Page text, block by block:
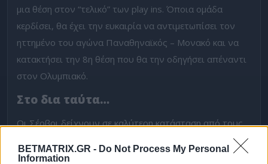
BETMATRIX.GR - Do Not Process My Personal
Information
μια θέση στον “τελικό” των play ins. Όποια ομάδα
κερδίσει, θα έχει την ευκαιρία να αντιμετωπίσει τον
ηττημένο του αγώνα Παναθηναϊκός – Μονακό και να
κατακτήσει την 8η θέση που θα την οδηγήσει απέναντι
στον Ολυμπιακό.
Στο δια ταύτα…
Οι Σέρβοι δείχνουν σε καλύτερη κατάσταση από τους
τραυματισμούς. Βέβαια, υπάρχει και ο παράγοντας της